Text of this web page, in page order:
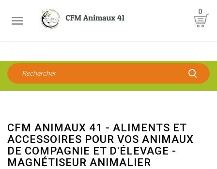

0
CFM ANIMAUX 41 - ALIMENTS ET
ACCESSOIRES POUR VOS ANIMAUX
DE COMPAGNIE ET D'ÉLEVAGE -
MAGNÉTISEUR ANIMALIER